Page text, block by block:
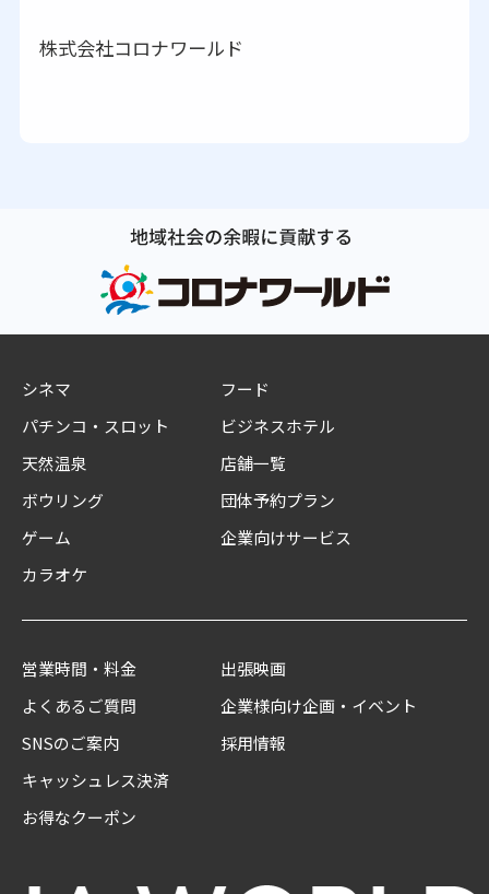
株式会社コロナワールド
シネマ
パチンコ・スロット
天然温泉
ボウリング
ゲーム
カラオケ
フード
ビジネスホテル
店舗一覧
団体予約プラン
企業向けサービス
営業時間・料金
よくあるご質問
SNSのご案内
キャッシュレス決済
お得なクーポン
出張映画
企業様向け企画・イベント
採用情報